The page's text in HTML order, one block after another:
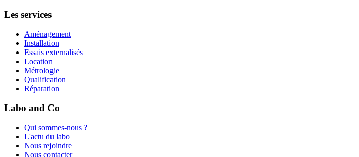
Les services
Aménagement
Installation
Essais externalisés
Location
Métrologie
Qualification
Réparation
Labo and Co
Qui sommes-nous ?
L'actu du labo
Nous rejoindre
Nous contacter